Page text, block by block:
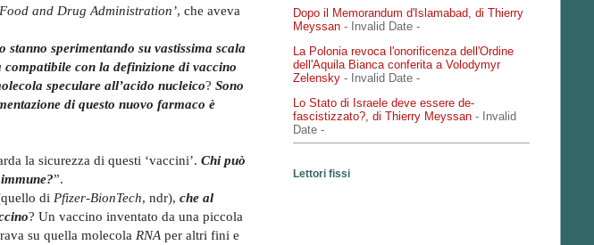
Food and Drug Administration’, che aveva
stanno sperimentando su vastissima scala
compatibile con la definizione di vaccino
speculare all’acido nucleico? Sono
di questo nuovo farmaco è
la sicurezza di questi ‘vaccini’. Chi può
”.
di Pfizer-BionTech, ndr), che al
? Un vaccino inventato da una piccola
su quella molecola RNA per altri fini e
Dopo il Memorandum d'Islamabad, di Thierry
Meyssan - Invalid Date -
La Polonia revoca l'onorificenza dell'Ordine
dell'Aquila Bianca conferita a Volodymyr
Zelensky - Invalid Date -
Lo Stato di Israele deve essere de-
fascistizzato?, di Thierry Meyssan - Invalid
Date -
Lettori fissi